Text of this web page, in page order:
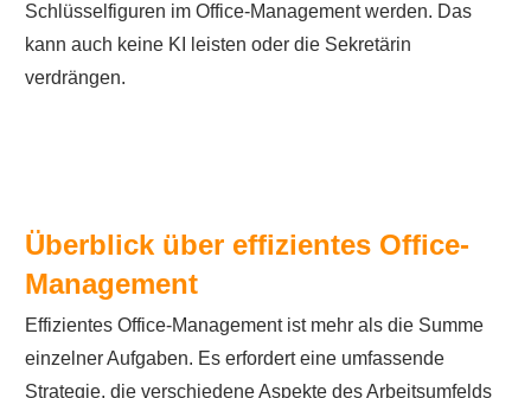
Schlüsselfiguren im Office-Management werden. Das
kann auch keine KI leisten oder die Sekretärin
verdrängen.
Überblick über effizientes Office-
Management
Effizientes Office-Management ist mehr als die Summe
einzelner Aufgaben. Es erfordert eine umfassende
Strategie, die verschiedene Aspekte des Arbeitsumfelds